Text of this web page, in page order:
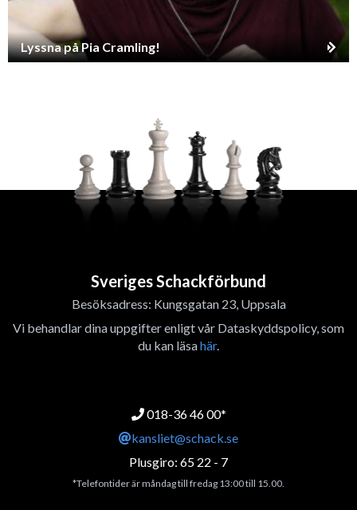
Lyssna på Pia Cramling!
Sveriges Schackförbund
Besöksadress: Kungsgatan 23, Uppsala
Vi behandlar dina uppgifter enligt vår Dataskyddspolicy, som
du kan läsahär.
018-36 46 00*
kansliet@schack.se
Plusgiro: 65 22 - 7
*Telefontider är måndag till fredag 13:00 till 15.00.